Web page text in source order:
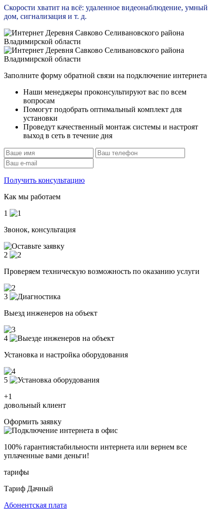
Скорости хватит на всё: удаленное видеонаблюдение, умный
дом, сигнализация и т. д.
Заполните форму обратной связи на подключение интернета
Наши менеджеры проконсультируют вас по всем
вопросам
Помогут подобрать оптимальный комплект для
установки
Проведут качественный монтаж системы и настроят
выход в сеть в течение дня
Получить консультацию
Как мы работаем
1
Звонок, консультация
2
Проверяем техническую возможность по оказанию услуги
3
Выезд инженеров на объект
4
Установка и настройка оборудования
5
+1
довольный клиент
Оформить заявку
100% гарантиястабильности интернета или вернем все
уплаченные вами деньги!
тарифы
Тариф Дачный
Абонентская плата